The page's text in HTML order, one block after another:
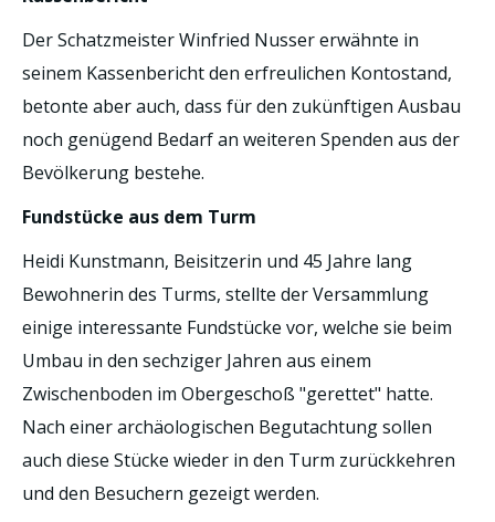
Der Schatzmeister Winfried Nusser erwähnte in
seinem Kassenbericht den erfreulichen Kontostand,
betonte aber auch, dass für den zukünftigen Ausbau
noch genügend Bedarf an weiteren Spenden aus der
Bevölkerung bestehe.
Fundstücke aus dem Turm
Heidi Kunstmann, Beisitzerin und 45 Jahre lang
Bewohnerin des Turms, stellte der Versammlung
einige interessante Fundstücke vor, welche sie beim
Umbau in den sechziger Jahren aus einem
Zwischenboden im Obergeschoß "gerettet" hatte.
Nach einer archäologischen Begutachtung sollen
auch diese Stücke wieder in den Turm zurückkehren
und den Besuchern gezeigt werden.